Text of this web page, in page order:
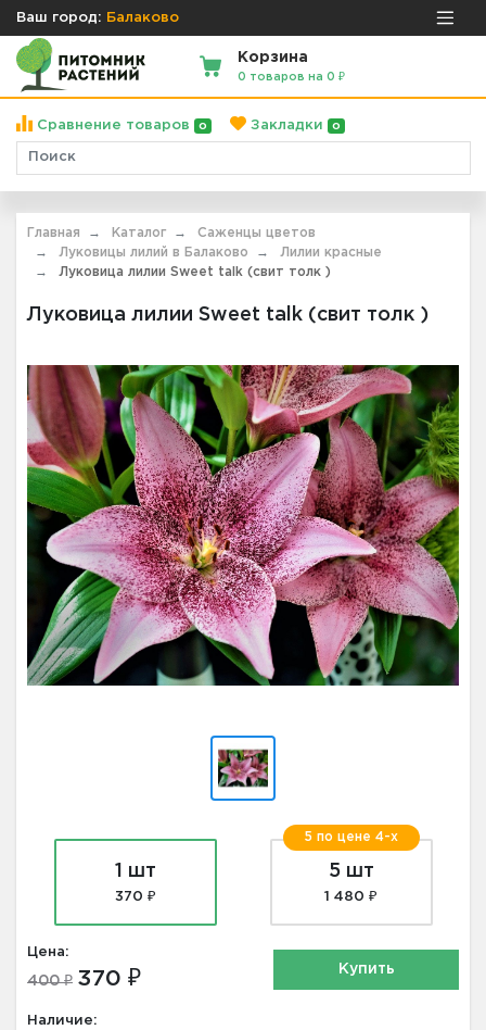
Ваш город: Балаково
Корзина
0 товаров на 0 ₽
Сравнение товаров 0 Закладки 0
Главная Каталог
Саженцы цветов
Луковицы лилий в Балаково
Лилии красные
Луковица лилии Sweet talk (свит толк )
Луковица лилии Sweet talk (свит толк )
1 шт
370 ₽
5 по цене 4-х
5 шт
1 480 ₽
Цена:
400 ₽ 370 ₽
Наличие:
Купить